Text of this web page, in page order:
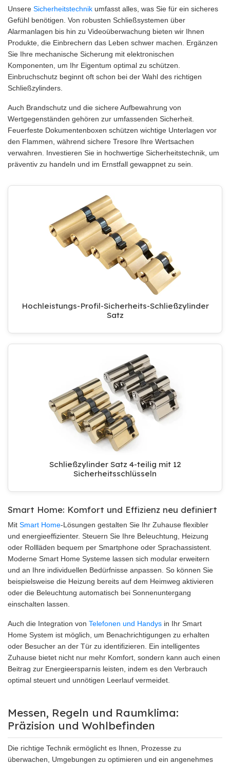
Unsere Sicherheitstechnik umfasst alles, was Sie für ein sicheres
Gefühl benötigen. Von robusten Schließsystemen über
Alarmanlagen bis hin zu Videoüberwachung bieten wir Ihnen
Produkte, die Einbrechern das Leben schwer machen. Ergänzen
Sie Ihre mechanische Sicherung mit elektronischen
Komponenten, um Ihr Eigentum optimal zu schützen.
Einbruchschutz beginnt oft schon bei der Wahl des richtigen
Schließzylinders.
Auch Brandschutz und die sichere Aufbewahrung von
Wertgegenständen gehören zur umfassenden Sicherheit.
Feuerfeste Dokumentenboxen schützen wichtige Unterlagen vor
den Flammen, während sichere Tresore Ihre Wertsachen
verwahren. Investieren Sie in hochwertige Sicherheitstechnik, um
präventiv zu handeln und im Ernstfall gewappnet zu sein.
Hochleistungs-Profil-Sicherheits-Schließzylinder
Satz
Schließzylinder Satz 4-teilig mit 12
Sicherheitsschlüsseln
Smart Home: Komfort und Effizienz neu definiert
Mit Smart Home-Lösungen gestalten Sie Ihr Zuhause flexibler
und energieeffizienter. Steuern Sie Ihre Beleuchtung, Heizung
oder Rollläden bequem per Smartphone oder Sprachassistent.
Moderne Smart Home Systeme lassen sich modular erweitern
und an Ihre individuellen Bedürfnisse anpassen. So können Sie
beispielsweise die Heizung bereits auf dem Heimweg aktivieren
oder die Beleuchtung automatisch bei Sonnenuntergang
einschalten lassen.
Auch die Integration von Telefonen und Handys in Ihr Smart
Home System ist möglich, um Benachrichtigungen zu erhalten
oder Besucher an der Tür zu identifizieren. Ein intelligentes
Zuhause bietet nicht nur mehr Komfort, sondern kann auch einen
Beitrag zur Energieersparnis leisten, indem es den Verbrauch
optimal steuert und unnötigen Leerlauf vermeidet.
Messen, Regeln und Raumklima:
Präzision und Wohlbefinden
Die richtige Technik ermöglicht es Ihnen, Prozesse zu
überwachen, Umgebungen zu optimieren und ein angenehmes